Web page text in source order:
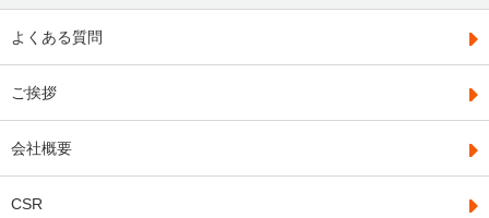
よくある質問
ご挨拶
会社概要
CSR